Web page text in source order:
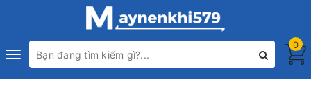
Toggle
0